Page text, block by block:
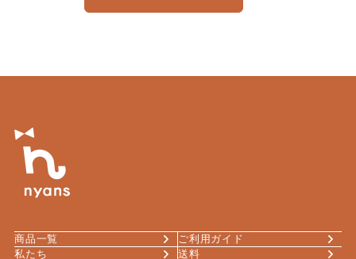
商品一覧
ご利用ガイド
私たち
送料